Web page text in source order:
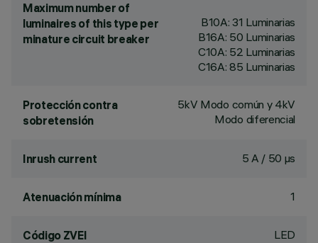
Maximum number of
luminaires of this type per
minature circuit breaker
B10A: 31 Luminarias
B16A: 50 Luminarias
C10A: 52 Luminarias
C16A: 85 Luminarias
Protección contra
sobretensión
5kV Modo común y 4kV
Modo diferencial
Inrush current 5 A / 50 µs
Atenuación mínima 1
Código ZVEI LED